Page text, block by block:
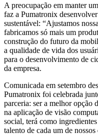
A preocupação em manter
faz a Pumatronix
sustentável: “Ajustamos
fabricamos só mais um
construção do futuro da
a qualidade de vida dos
para o desenvolvimento de
da empresa.
Comunicada em setembro
Pumatronix foi celebrada
parceria: ser a melhor opção
na aplicação de visão
social, terá como
talento de cada um de